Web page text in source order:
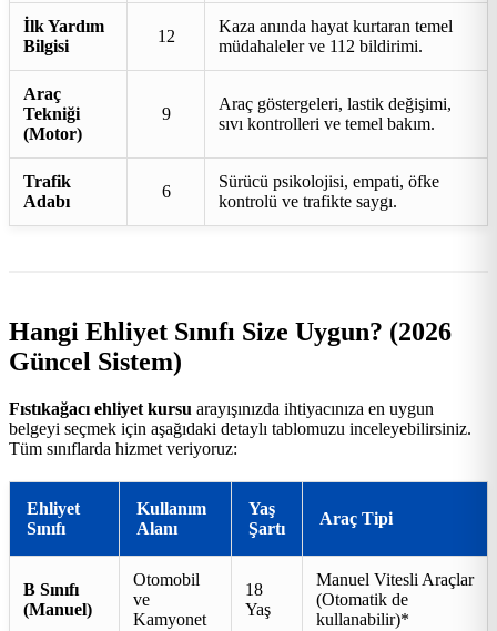
İlk Yardım
Bilgisi
12
Kaza anında hayat kurtaran temel
müdahaleler ve 112 bildirimi.
Araç
Tekniği
(Motor)
9
Araç göstergeleri, lastik değişimi,
sıvı kontrolleri ve temel bakım.
Trafik
Adabı
6
Sürücü psikolojisi, empati, öfke
kontrolü ve trafikte saygı.
Hangi Ehliyet Sınıfı Size Uygun? (2026
Güncel Sistem)
Fıstıkağacı ehliyet kursu arayışınızda ihtiyacınıza en uygun
belgeyi seçmek için aşağıdaki detaylı tablomuzu inceleyebilirsiniz.
Tüm sınıflarda hizmet veriyoruz:
Ehliyet
Sınıfı
Kullanım
Alanı
Yaş
Şartı
Araç Tipi
B Sınıfı
(Manuel)
Otomobil
ve
Kamyonet
18
Yaş
Manuel Vitesli Araçlar
(Otomatik de
kullanabilir)*